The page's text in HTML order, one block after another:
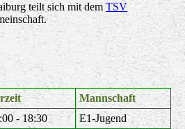
teilt sich mit dem TSV
Mannschaft
- 18:30 E1-Jugend